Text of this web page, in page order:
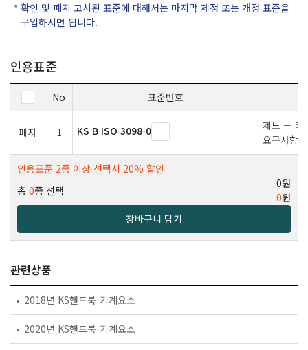
확인 및 폐지 고시된 표준에 대해서는 마지막 제정 또는 개정 표준을
구입하시면 됩니다.
인용표준
No 표준번호
폐지 1 KS B ISO 3098-0
제도 — 레
요구사항
인용표준 2종 이상 선택시 20% 할인
총 0종 선택
0원
0원
장바구니 담기
관련상품
2018년 KS핸드북-기계요소
2020년 KS핸드북-기계요소